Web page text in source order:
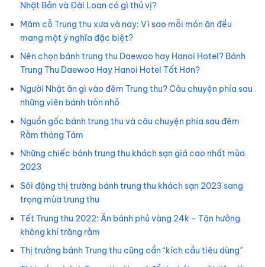
Nhật Bản và Đài Loan có gì thú vị?
Mâm cỗ Trung thu xưa và nay: Vì sao mỗi món ăn đều
mang một ý nghĩa đặc biệt?
Nên chọn bánh trung thu Daewoo hay Hanoi Hotel? Bánh
Trung Thu Daewoo Hay Hanoi Hotel Tốt Hơn?
Người Nhật ăn gì vào đêm Trung thu? Câu chuyện phía sau
những viên bánh tròn nhỏ
Nguồn gốc bánh trung thu và câu chuyện phía sau đêm
Rằm tháng Tám
Những chiếc bánh trung thu khách sạn giá cao nhất mùa
2023
Sôi động thị trường bánh trung thu khách sạn 2023 sang
trọng mùa trung thu
Tết Trung thu 2022: Ăn bánh phủ vàng 24k - Tận hưởng
không khí trăng rằm
Thị trường bánh Trung thu cũng cần “kích cầu tiêu dùng”